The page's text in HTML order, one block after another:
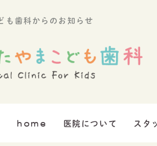
も歯科からのお知らせ
home 医院について スタ